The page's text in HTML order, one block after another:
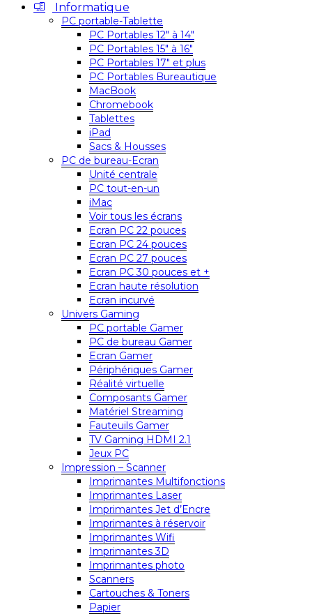
Informatique
PC portable-Tablette
PC Portables 12″ à 14″
PC Portables 15″ à 16″
PC Portables 17″ et plus
PC Portables Bureautique
MacBook
Chromebook
Tablettes
iPad
Sacs & Housses
PC de bureau-Ecran
Unité centrale
PC tout-en-un
iMac
Voir tous les écrans
Ecran PC 22 pouces
Ecran PC 24 pouces
Ecran PC 27 pouces
Ecran PC 30 pouces et +
Ecran haute résolution
Ecran incurvé
Univers Gaming
PC portable Gamer
PC de bureau Gamer
Ecran Gamer
Périphériques Gamer
Réalité virtuelle
Composants Gamer
Matériel Streaming
Fauteuils Gamer
TV Gaming HDMI 2.1
Jeux PC
Impression – Scanner
Imprimantes Multifonctions
Imprimantes Laser
Imprimantes Jet d’Encre
Imprimantes à réservoir
Imprimantes Wifi
Imprimantes 3D
Imprimantes photo
Scanners
Cartouches & Toners
Papier